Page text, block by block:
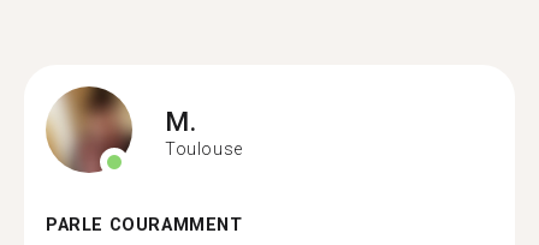
M.
Toulouse
PARLE COURAMMENT